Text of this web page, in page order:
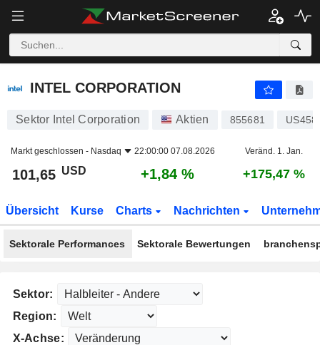
INTEL CORPORATION
INTEL CORPORATION
Sektor Intel Corporation Aktien 855681
Markt geschlossen - Nasdaq 22:00:00 07.08.2026 Veränd. 1. Jan.
101,65 USD +1,84 % +175,47 %
Übersicht Kurse Charts Nachrichten
Sektorale Performances Sektorale Bewertungen
Sektor:
Region:
X-Achse: